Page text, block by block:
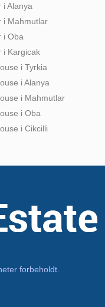
i Alanya
i Mahmutlar
i Oba
i Kargicak
i Tyrkia
i Alanya
i Mahmutlar
i Oba
i Cikcilli
forbeholdt.